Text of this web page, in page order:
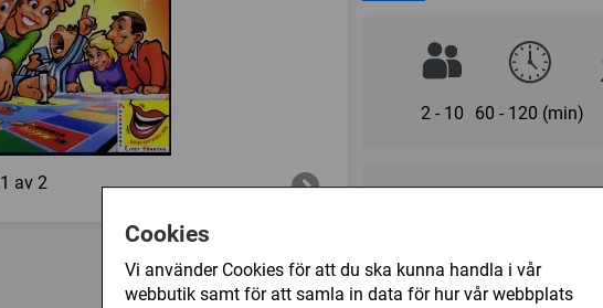
Cookies
Vi använder Cookies för att du ska kunna handla i vår
webbutik samt för att samla in data för hur vår webbplats
1 av 2
Tala baklänges
Lista ut så många ord som
möjliga?
att kunna bilda ett ord på 6
På olika kort står olika
Hand mot hand, axel mot
2 - 10 60 - 120 (min)
Ej tillgänglig